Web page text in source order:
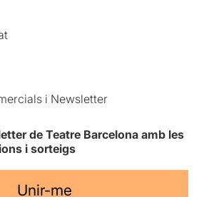
i Newsletter
de Teatre Barcelona amb les
i sorteigs
Unir-me